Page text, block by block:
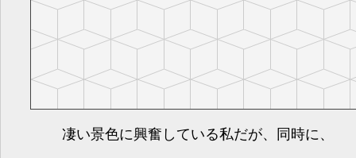
凄い景色に興奮している私だが、同時に、